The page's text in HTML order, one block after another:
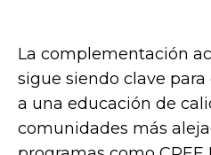
La complementación
sigue siendo clave
a una educación de
comunidades más